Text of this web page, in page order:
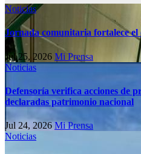
Noticias
Jornada comunitaria fortalece
Jul 25, 2026 Mi Prensa
Noticias
Defensoría verifica acciones de
declaradas patrimonio nacional
Jul 24, 2026Mi Prensa
Noticias